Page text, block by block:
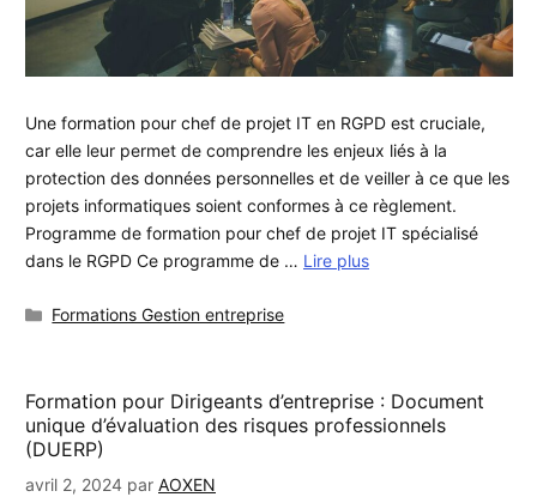
Une formation pour chef de projet IT en RGPD est cruciale,
car elle leur permet de comprendre les enjeux liés à la
protection des données personnelles et de veiller à ce que les
projets informatiques soient conformes à ce règlement.
Programme de formation pour chef de projet IT spécialisé
dans le RGPD Ce programme de … Lire plus
Catégories
Formations Gestion entreprise
Formation pour Dirigeants d’entreprise : Document
unique d’évaluation des risques professionnels
(DUERP)
avril 2, 2024 par AOXEN